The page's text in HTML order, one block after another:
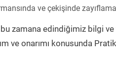
ve çekişinde
bu zamana edindiğimiz bilgi
ve onarımı konusunda